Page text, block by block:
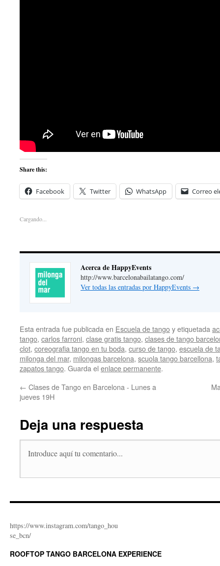
Share this:
Facebook Twitter WhatsApp Correo
Cargando...
Acerca de HappyEvents
http://www.barcelonabailatango.com/
Ver todas las entradas por HappyEvents →
Esta entrada fue publicada en Escuela de tangoy etiquetada
tango, carlos farroni, clase gratis tango, clases de tango
clot, coreografia tango en tu boda, curso de tango, escuela de
milonga del mar, milongas barcelona, scuola tango barcellona,
zapatos tango. Guarda el enlace permanente.
← Clases de Tango en Barcelona - Lunes a
jueves 19H
Deja una respuesta
https://www.instagram.com/tango_hou
se_bcn/
ROOFTOP TANGO BARCELONA EXPERIENCE